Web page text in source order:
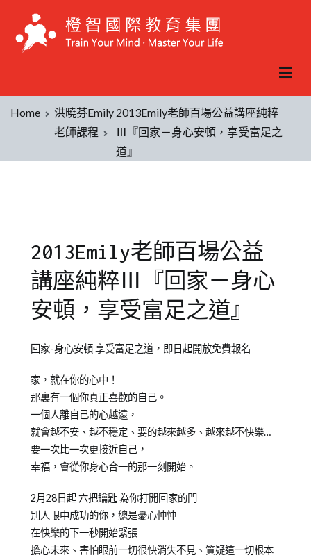
Home
洪曉芬Emily
老師課程
2013Emily老師百場公益講座純粹
Ⅲ『回家－身心安頓，享受富足之
道』
2013Emily老師百場公益
講座純粹Ⅲ『回家－身心
安頓，享受富足之道』
Posted
2013-
02-
06
Posted
洪
曉
芬
Emily
老
師
程
Tagged
老
師
回家-身心安頓 享受富足之道，即日起開放免費報名
家，就在你的心中！
那裏有一個你真正喜歡的自己。
一個人離自己的心越遠，
就會越不安、越不穩定、要的越來越多、越來越不快樂…
要一次比一次更接近自己，
幸福，會從你身心合一的那一刻開始。
2月28日起 六把鑰匙 為你打開回家的門
別人眼中成功的你，總是憂心忡忡
在快樂的下一秒開始緊張
擔心未來、害怕眼前一切很快消失不見、質疑這一切根本